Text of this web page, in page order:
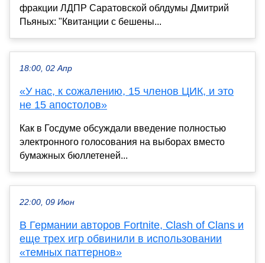
фракции ЛДПР Саратовской облдумы Дмитрий
Пьяных: "Квитанции с бешены...
18:00, 02 Апр
«У нас, к сожалению, 15 членов ЦИК, и это
не 15 апостолов»
Как в Госдуме обсуждали введение полностью
электронного голосования на выборах вместо
бумажных бюллетеней...
22:00, 09 Июн
В Германии авторов Fortnite, Clash of Clans и
еще трех игр обвинили в использовании
«темных паттернов»